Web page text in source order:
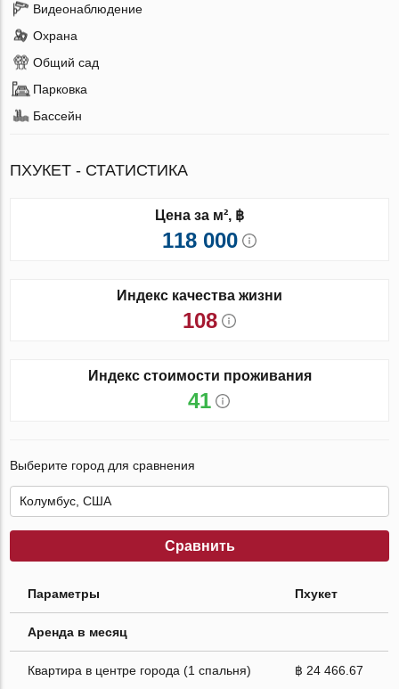
Видеонаблюдение
Охрана
Общий сад
Парковка
Бассейн
ПХУКЕТ - СТАТИСТИКА
Цена за м², ฿
118 000
Индекс качества жизни
108
Индекс стоимости проживания
41
Выберите город для сравнения
Сравнить
Параметры Пхукет
Аренда в месяц
Квартира в центре города (1 спальня) ฿ 24 466.67